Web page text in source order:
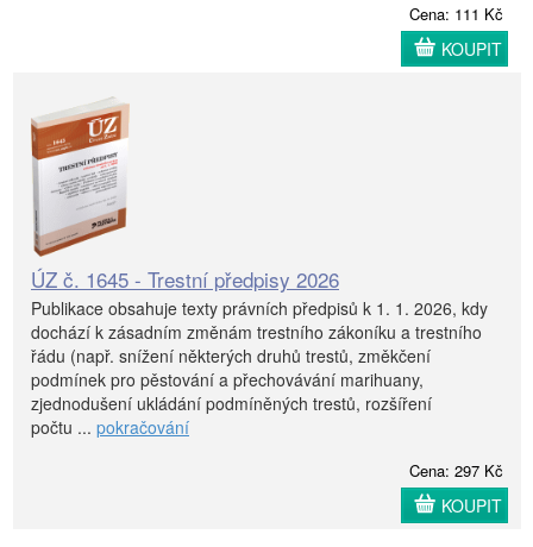
Cena: 111 Kč
KOUPIT
ÚZ č. 1645 - Trestní předpisy 2026
Publikace obsahuje texty právních předpisů k 1. 1. 2026, kdy
dochází k zásadním změnám trestního zákoníku a trestního
řádu (např. snížení některých druhů trestů, změkčení
podmínek pro pěstování a přechovávání marihuany,
zjednodušení ukládání podmíněných trestů, rozšíření
počtu ... pokračování
Cena: 297 Kč
KOUPIT